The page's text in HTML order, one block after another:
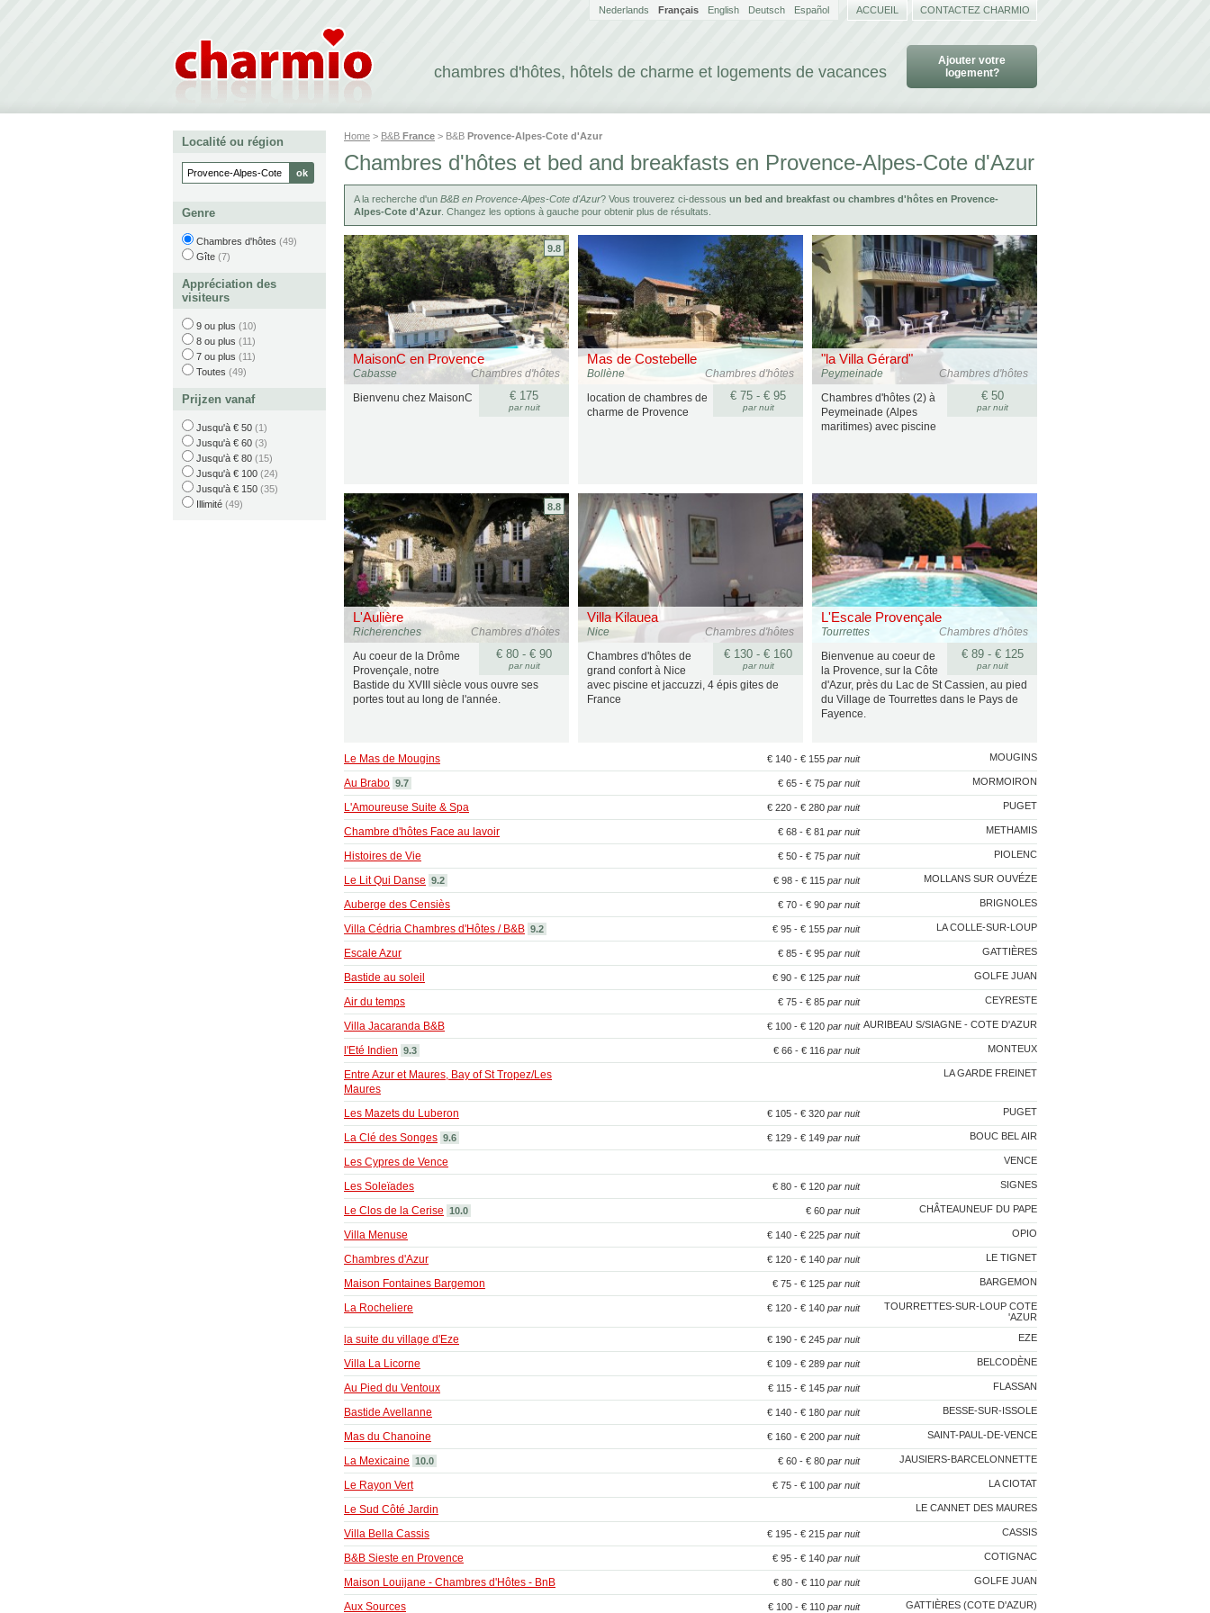
chambres d'hôtes, hôtels de charme et logements de vacances
Ajouter votre
logement?
Nederlands Français English Deutsch Español ACCUEIL CONTACTEZ CHARMIO
Home > B&B France > B&B Provence-Alpes-Cote d'Azur
Chambres d'hôtes et bed and breakfasts en Provence-Alpes-Cote d'Azur
A la recherche d'un B&B en Provence-Alpes-Cote d'Azur? Vous trouverez ci-dessous un bed and breakfast ou chambres d'hôtes en Provence-
Alpes-Cote d'Azur . Changez les options à gauche pour obtenir plus de résultats.
MaisonC en Provence
Chambres d'hôtes
Cabasse
9.8
€ 175
par nuit
Bienvenu chez MaisonC
Mas de Costebelle
Chambres d'hôtes
Bollène
€ 75 - € 95
par nuit
location de chambres de
charme de Provence
"la Villa Gérard"
Chambres d'hôtes
Peymeinade
€ 50
par nuit
Chambres d'hôtes (2) à
Peymeinade (Alpes
maritimes) avec piscine
L'Aulière
Chambres d'hôtes
Richerenches
8.8
€ 80 - € 90
par nuit
Au coeur de la Drôme
Provençale, notre
Bastide du XVIII siècle vous ouvre ses
portes tout au long de l'année.
Villa Kilauea
Chambres d'hôtes
Nice
€ 130 - € 160
par nuit
Chambres d'hôtes de
grand confort à Nice
avec piscine et jaccuzzi, 4 épis gites de
France
L'Escale Provençale
Chambres d'hôtes
Tourrettes
€ 89 - € 125
par nuit
Bienvenue au coeur de
la Provence, sur la Côte
d'Azur, près du Lac de St Cassien, au pied
du Village de Tourrettes dans le Pays de
Fayence.
MOUGINS
Le Mas de Mougins € 140 - € 155 par nuit
MORMOIRON
Au Brabo 9.7 € 65 - € 75 par nuit
PUGET
L'Amoureuse Suite & Spa € 220 - € 280 par nuit
METHAMIS
Chambre d'hôtes Face au lavoir € 68 - € 81 par nuit
PIOLENC
Histoires de Vie € 50 - € 75 par nuit
MOLLANS SUR OUVÉZE
Le Lit Qui Danse 9.2 € 98 - € 115 par nuit
BRIGNOLES
Auberge des Censiès € 70 - € 90 par nuit
LA COLLE-SUR-LOUP
Villa Cédria Chambres d'Hôtes / B&B 9.2 € 95 - € 155 par nuit
GATTIÈRES
Escale Azur € 85 - € 95 par nuit
GOLFE JUAN
Bastide au soleil € 90 - € 125 par nuit
CEYRESTE
Air du temps € 75 - € 85 par nuit
AURIBEAU S/SIAGNE - COTE D'AZUR
Villa Jacaranda B&B € 100 - € 120 par nuit
MONTEUX
l'Eté Indien 9.3 € 66 - € 116 par nuit
LA GARDE FREINET
Entre Azur et Maures, Bay of St Tropez/Les
Maures
PUGET
Les Mazets du Luberon € 105 - € 320 par nuit
BOUC BEL AIR
La Clé des Songes 9.6 € 129 - € 149 par nuit
VENCE
Les Cypres de Vence
SIGNES
Les Soleïades € 80 - € 120 par nuit
CHÂTEAUNEUF DU PAPE
Le Clos de la Cerise 10.0 € 60 par nuit
OPIO
Villa Menuse € 140 - € 225 par nuit
LE TIGNET
Chambres d'Azur € 120 - € 140 par nuit
BARGEMON
Maison Fontaines Bargemon € 75 - € 125 par nuit
TOURRETTES-SUR-LOUP COTE
'AZUR
La Rocheliere € 120 - € 140 par nuit
EZE
la suite du village d'Eze € 190 - € 245 par nuit
BELCODÈNE
Villa La Licorne € 109 - € 289 par nuit
FLASSAN
Au Pied du Ventoux € 115 - € 145 par nuit
BESSE-SUR-ISSOLE
Bastide Avellanne € 140 - € 180 par nuit
SAINT-PAUL-DE-VENCE
Mas du Chanoine € 160 - € 200 par nuit
JAUSIERS-BARCELONNETTE
La Mexicaine 10.0 € 60 - € 80 par nuit
LA CIOTAT
Le Rayon Vert € 75 - € 100 par nuit
LE CANNET DES MAURES
Le Sud Côté Jardin
CASSIS
Villa Bella Cassis € 195 - € 215 par nuit
COTIGNAC
B&B Sieste en Provence € 95 - € 140 par nuit
GOLFE JUAN
Maison Louijane - Chambres d'Hôtes - BnB € 80 - € 110 par nuit
GATTIÈRES (COTE D'AZUR)
Aux Sources € 100 - € 110 par nuit
Localité ou région
Genre
Chambres d'hôtes (49)
Gîte (7)
Appréciation des
visiteurs
9 ou plus (10)
8 ou plus (11)
7 ou plus (11)
Toutes (49)
Prijzen vanaf
Jusqu'à € 50 (1)
Jusqu'à € 60 (3)
Jusqu'à € 80 (15)
Jusqu'à € 100 (24)
Jusqu'à € 150 (35)
Illimité (49)